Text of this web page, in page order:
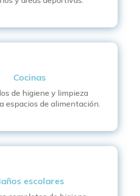
Cocinas
de higiene y limpieza
espacios de alimentación.
escolares